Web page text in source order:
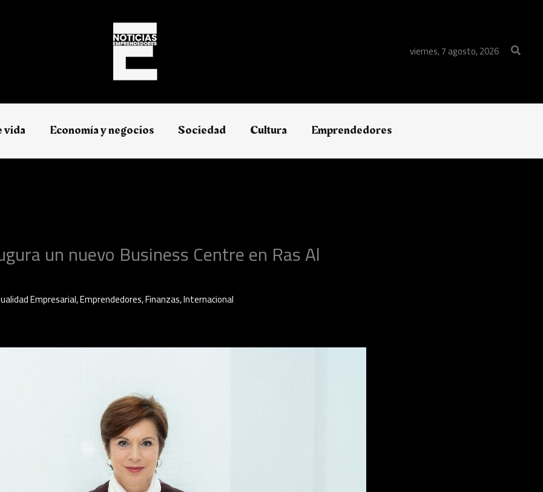
viernes, 7 agosto, 2026
Buscar
vida Economía y negocios​ Sociedad Cultura Emprendedores
un nuevo Business Centre en Ras Al
Empresarial,Emprendedores,Finanzas,Internacional